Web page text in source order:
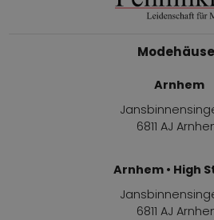
Arnhem
6811 AJ
Arnhem • High
6811 AJ